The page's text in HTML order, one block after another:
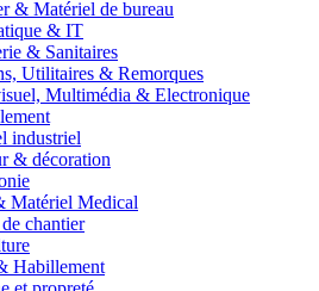
& Matériel de bureau
& IT
& Sanitaires
Utilitaires & Remorques
Multimédia & Electronique
industriel
& décoration
Matériel Medical
chantier
Habillement